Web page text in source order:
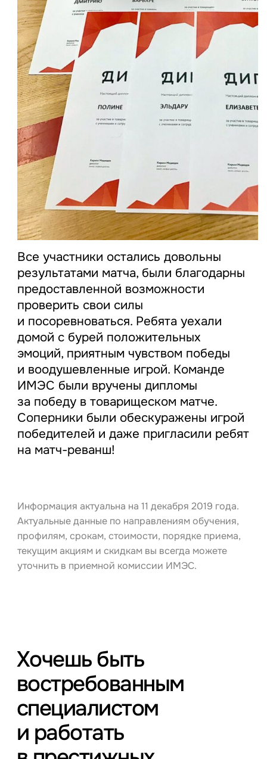
Все участники остались довольны
результатами матча, были благодарны
предоставленной возможности
проверить свои силы
и посоревноваться. Ребята уехали
домой с бурей положительных
эмоций, приятным чувством победы
и воодушевленные игрой. Команде
ИМЭС были вручены дипломы
за победу в товарищеском матче.
Соперники были обескуражены игрой
победителей и даже пригласили ребят
на матч-реванш!
Информация актуальна на 11 декабря 2019 года.
Актуальные данные по направлениям обучения,
профилям, срокам, стоимости, порядке приема,
текущим акциям и скидкам вы всегда можете
уточнить в приемной комиссии ИМЭС.
Хочешь быть
востребованным
специалистом
и работать